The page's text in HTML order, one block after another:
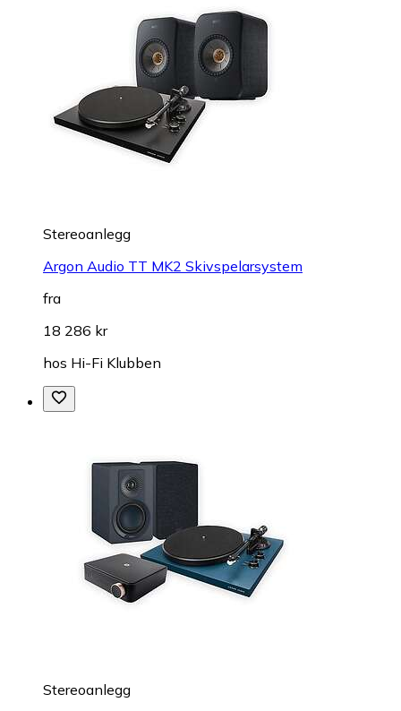
Stereoanlegg
Argon Audio TT MK2 Skivspelarsystem
fra
18 286 kr
hos Hi-Fi Klubben
Stereoanlegg